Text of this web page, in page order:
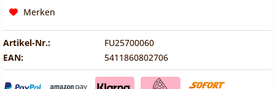
Merken
Artikel-Nr.:
FU25700060
EAN:
5411860802706